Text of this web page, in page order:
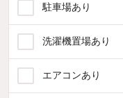
駐車場あり
洗濯機置場あり
エアコンあり